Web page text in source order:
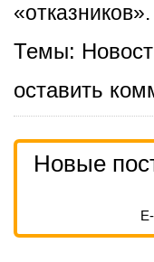
«отказников».
Темы:
оставить
Новые